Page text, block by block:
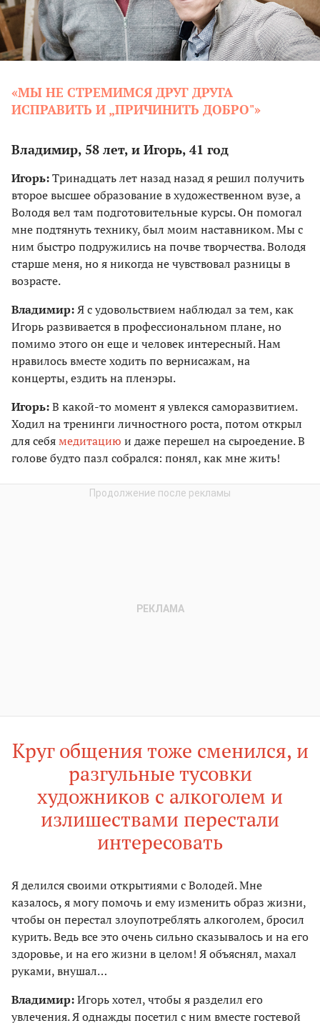
«МЫ НЕ СТРЕМИМСЯ ДРУГ ДРУГА
ИСПРАВИТЬ И „ПРИЧИНИТЬ ДОБРО"»
Владимир, 58 лет, и Игорь, 41 год
Игорь:Тринадцать лет назад назад я решил получить
второе высшее образование в художественном вузе, а
Володя вел там подготовительные курсы. Он помогал
мне подтянуть технику, был моим наставником. Мы с
ним быстро подружились на почве творчества. Володя
старше меня, но я никогда не чувствовал разницы в
возрасте.
Владимир:Я с удовольствием наблюдал за тем, как
Игорь развивается в профессиональном плане, но
помимо этого он еще и человек интересный. Нам
нравилось вместе ходить по вернисажам, на
концерты, ездить на пленэры.
Игорь:В какой-то момент я увлекся саморазвитием.
Ходил на тренинги личностного роста, потом открыл
для себямедитацию и даже перешел на сыроедение. В
голове будто пазл собрался: понял, как мне жить!
Круг общения тоже сменился, и
разгульные тусовки
художников с алкоголем и
излишествами перестали
интересовать
Я делился своими открытиями с Володей. Мне
казалось, я могу помочь и ему изменить образ жизни,
чтобы он перестал злоупотреблять алкоголем, бросил
курить. Ведь все это очень сильно сказывалось и на его
здоровье, и на его жизни в целом! Я объяснял, махал
руками, внушал…
Владимир:Игорь хотел, чтобы я разделил его
увлечения. Я однажды посетил с ним вместе гостевой